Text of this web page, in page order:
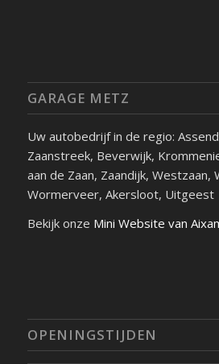
GARAGE METZ
Uw autobedrijf in de regio:
Zaanstreek, Beverwijk,
aan de Zaan, Zaandijk, Westzaan,
Wormerveer, Akersloot, Uitgeest
Bekijk onze Mini Website van
OPENINGSTIJDEN